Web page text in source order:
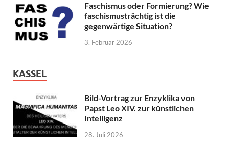
Faschismus oder Formierung? Wie
faschismusträchtig ist die
gegenwärtige Situation?
3. Februar 2026
KASSEL
Bild-Vortrag zur Enzyklika von
Papst Leo XIV. zur künstlichen
Intelligenz
28. Juli 2026